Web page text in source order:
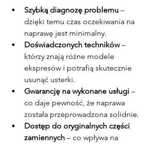
Szybką diagnozę problemu –
dzięki temu czas oczekiwania na
naprawę jest minimalny.
Doświadczonych techników –
którzy znają różne modele
ekspresów i potrafią skutecznie
usunąć usterki.
Gwarancję na wykonane usługi –
co daje pewność, że naprawa
została przeprowadzona solidnie.
Dostęp do oryginalnych części
zamiennych – co wpływa na